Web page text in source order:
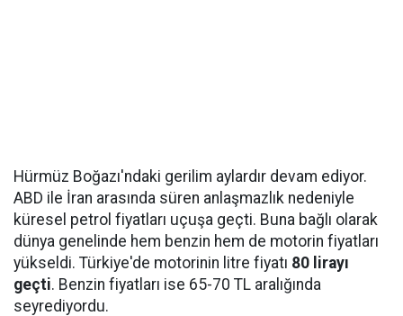
Hürmüz Boğazı'ndaki gerilim aylardır devam ediyor.
ABD ile İran arasında süren anlaşmazlık nedeniyle
küresel petrol fiyatları uçuşa geçti. Buna bağlı olarak
dünya genelinde hem benzin hem de motorin fiyatları
yükseldi. Türkiye'de motorinin litre fiyatı 80 lirayı
geçti. Benzin fiyatları ise 65-70 TL aralığında
seyrediyordu.